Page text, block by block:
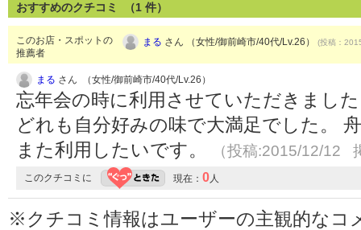
おすすめのクチコミ （1 件）
このお店・スポットの
推薦者
まる さん （女性/御前崎市/40代/Lv.26） (投稿：
まる さん （女性/御前崎市/40代/Lv.26）
忘年会の時に利用させていただきまし
どれも自分好みの味で大満足でした。
また利用したいです。
（投稿:2015/12/12
このクチコミに 現在： 0人
※クチコミ情報はユーザーの主観的なコ